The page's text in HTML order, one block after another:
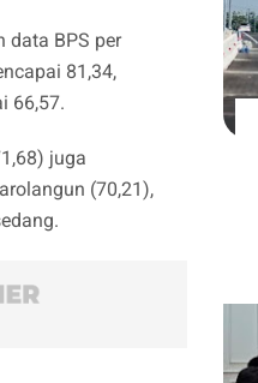
data BPS per
81,34,
66,57.
juga
(70,21),